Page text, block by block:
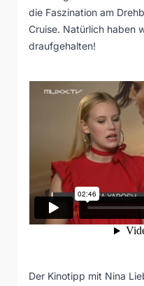
die Faszination am
Cruise. Natürlich haben
draufgehalten!
Der Kinotipp mit Nina